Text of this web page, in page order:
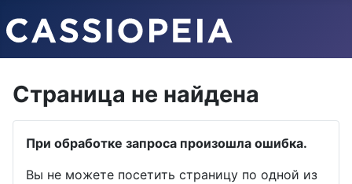
Страница не найдена
При обработке запроса произошла ошибка.
Вы не можете посетить страницу по одной из